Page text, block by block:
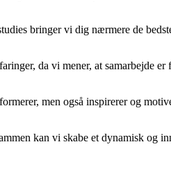
bringer vi dig nærmere de
da vi mener, at samarbejde er
men også inspirerer og
kan vi skabe et dynamisk og